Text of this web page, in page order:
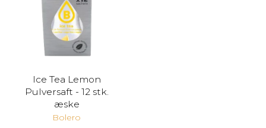
Ice Tea Lemon
Pulversaft - 12 stk.
æske
Bolero